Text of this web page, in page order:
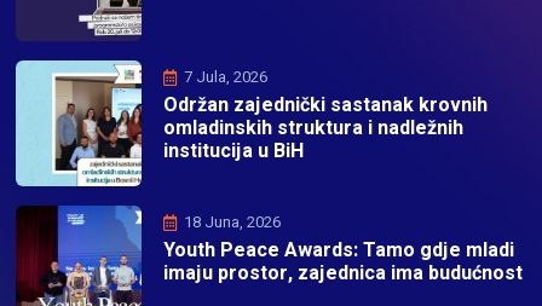
7 Jula, 2026
Održan zajednički sastanak krovnih
omladinskih struktura i nadležnih
institucija u BiH
18 Juna, 2026
Youth Peace Awards: Tamo gdje mladi
imaju prostor, zajednica ima budućnost